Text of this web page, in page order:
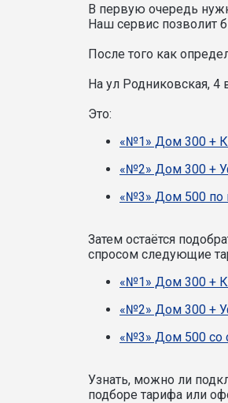
В первую очередь
Наш сервис позволит
После того как
На ул Родниковская,
Это:
«№1» Дом 300 +
«№2» Дом 300 +
«№3» Дом 500 по
Затем остаётся
спросом следующие
«№1» Дом 300 +
«№2» Дом 300 +
«№3» Дом 500 со
Узнать, можно ли
подборе тарифа или